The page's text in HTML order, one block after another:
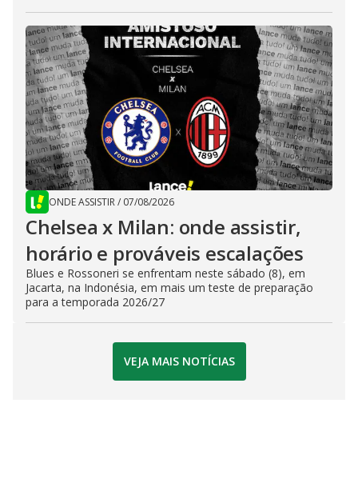
ONDE ASSISTIR/ 07/08/2026
Chelsea x Milan: onde assistir,
horário e prováveis escalações
Blues e Rossoneri se enfrentam neste sábado (8), em
Jacarta, na Indonésia, em mais um teste de preparação
para a temporada 2026/27
VEJA MAIS NOTÍCIAS